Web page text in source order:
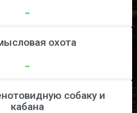
➥
охота
➥
собаку и
кабана